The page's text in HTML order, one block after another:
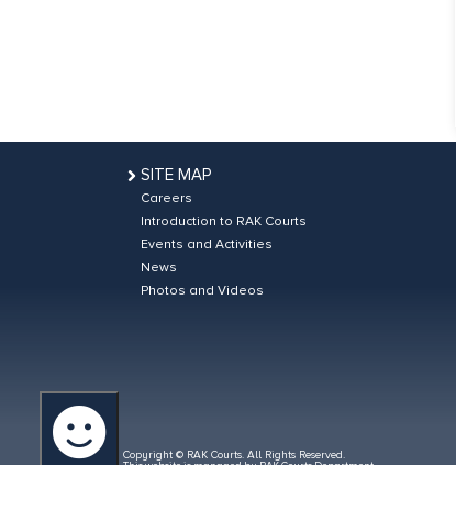
SITE MAP
Careers
Introduction to RAK Courts
Events and Activities
News
Photos and Videos
Copyright © RAK Courts. All Rights Reserved.
This website is managed by RAK Courts Department